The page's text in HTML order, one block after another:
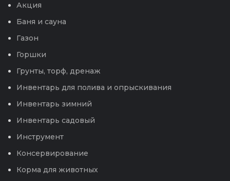
Акция
Баня и сауна
Газон
Горшки
Грунты, торф, дренаж
Инвентарь для полива и опрыскивания
Инвентарь зимний
Инвентарь садовый
Инструмент
Консервирование
Корма для животных